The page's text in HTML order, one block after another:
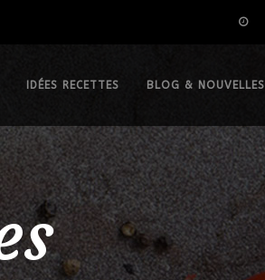
IDÉES RECETTES BLOG & NOUVELLES